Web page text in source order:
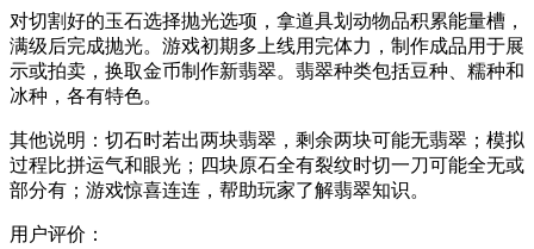
对切割好的玉石选择抛光选项，拿道具划动物品积累能量槽，
满级后完成抛光。游戏初期多上线用完体力，制作成品用于展
示或拍卖，换取金币制作新翡翠。翡翠种类包括豆种、糯种和
冰种，各有特色。
其他说明：切石时若出两块翡翠，剩余两块可能无翡翠；模拟
过程比拼运气和眼光；四块原石全有裂纹时切一刀可能全无或
部分有；游戏惊喜连连，帮助玩家了解翡翠知识。
用户评价：